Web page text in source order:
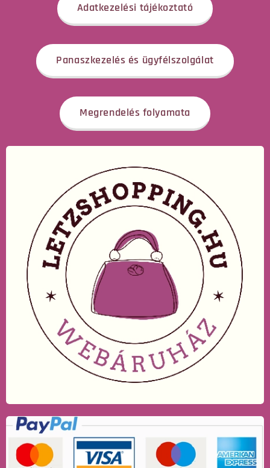
Adatkezelési tájékoztató
Panaszkezelés és ügyfélszolgálat
Megrendelés folyamata